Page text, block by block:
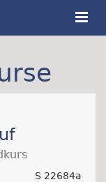
S 22684a